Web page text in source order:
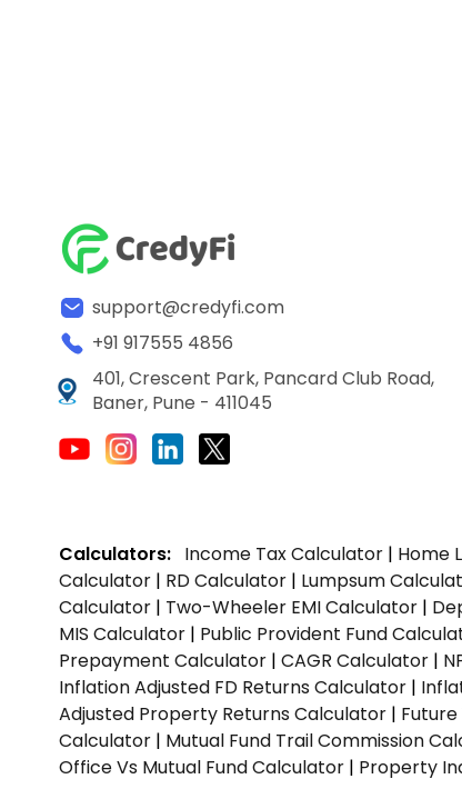
support@credyfi.com
+91 917555 4856
401, Crescent Park, Pancard Club Road,
Baner, Pune - 411045
Calculators: Income Tax Calculator | Home
Calculator | RD Calculator | Lumpsum
Calculator | Two-Wheeler EMI Calculator |
MIS Calculator | Public Provident Fund
Prepayment Calculator | CAGR Calculator |
Inflation Adjusted FD Returns Calculator |
Adjusted Property Returns Calculator |
Calculator | Mutual Fund Trail Commission
Office Vs Mutual Fund Calculator | Property